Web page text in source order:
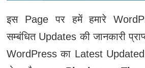
इस Page पर हमें हमारे
सम्बंधित Updates की जानकारी
WordPress का Latest